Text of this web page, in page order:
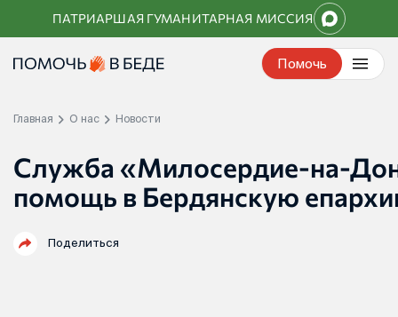
Перейти
к
контенту
ПАТРИАРШАЯ ГУМАНИТАРНАЯ МИССИЯ
Помочь
Главная О нас Новости
Служба «Милосердие-на-
помощь в Бердянскую
Поделиться